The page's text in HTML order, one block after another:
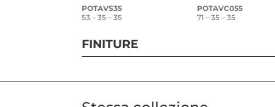
POTAVS35
53 – 35 – 35
POTAVC055
71 – 35 – 35
FINITURE